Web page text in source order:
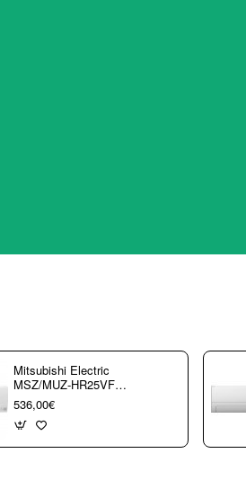
Mitsubishi Electric
MSZ/MUZ-HR25VF
Κλιματιστικό τοίχου
Inventer 9000 btu R32
(3 άτοκες δόσεις)
536,00€